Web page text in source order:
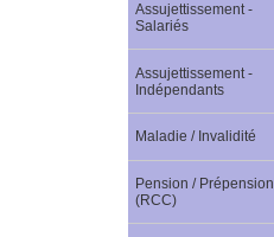
Assujettissement -
Salariés
Assujettissement -
Indépendants
Maladie / Invalidité
Pension / Prépension
(RCC)